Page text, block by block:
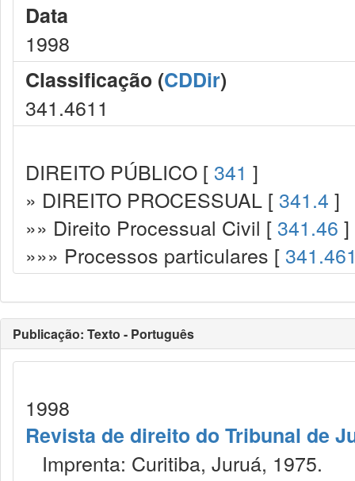
Data
1998
Classificação (CDDir)
341.4611
DIREITO PÚBLICO [ 341 ]
» DIREITO PROCESSUAL [ 341.4 ]
»» Direito Processual Civil [ 341.46 ]
»»» Processos particulares [
Publicação: Texto - Português
1998
Revista de direito do Tribunal de
Imprenta: Curitiba, Juruá, 1975.